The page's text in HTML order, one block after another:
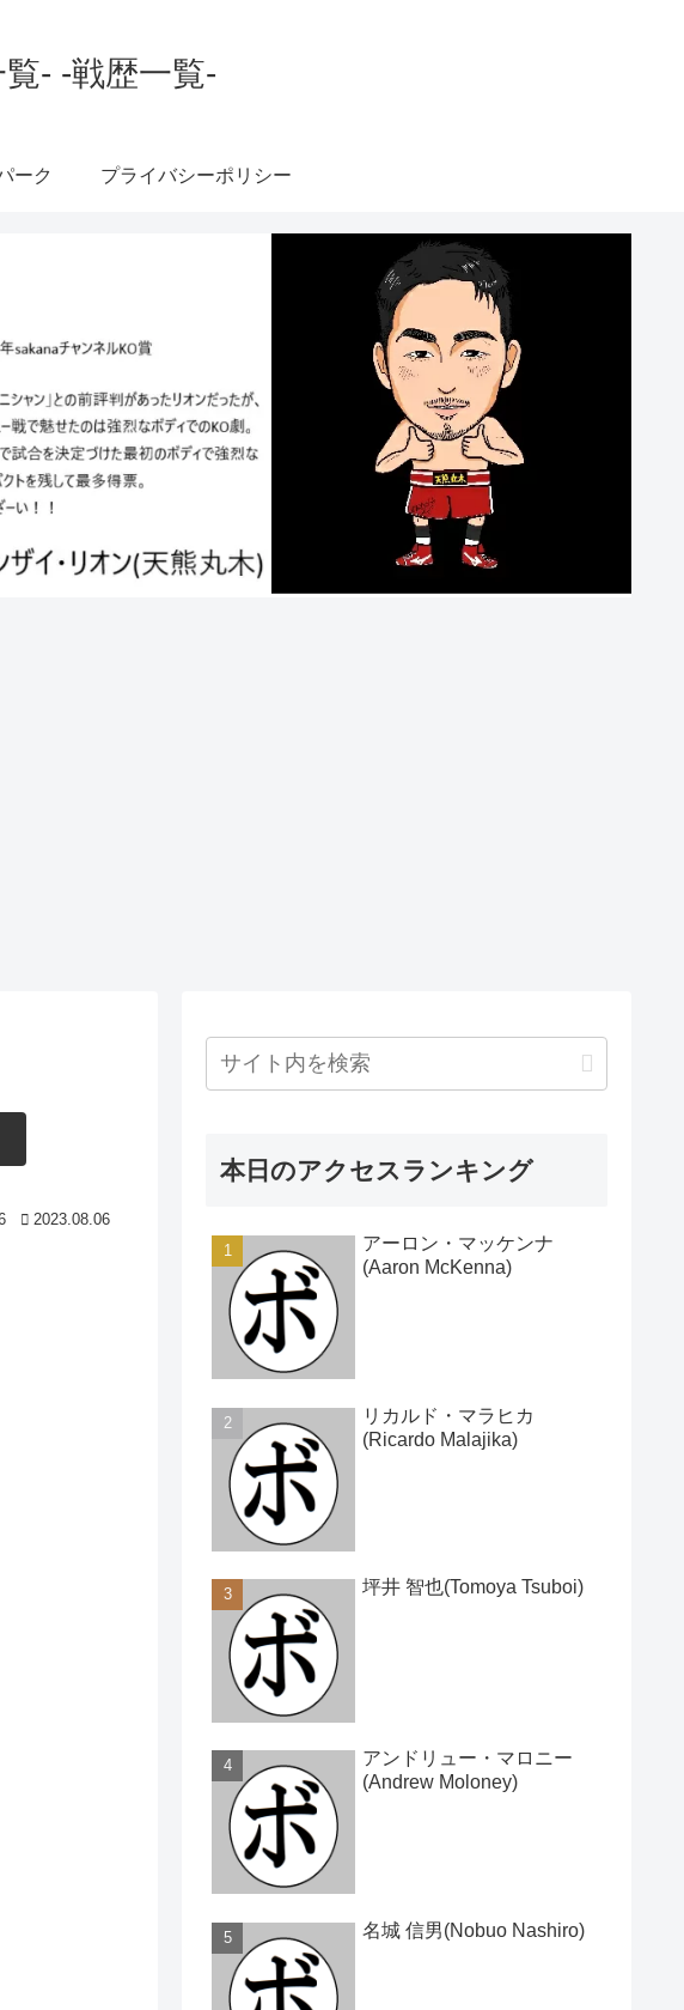
- -戦歴一覧-
ーク プライバシーポリシー
2023.08.06
本日のアクセスランキング
アーロン・マッケンナ
(Aaron McKenna)
リカルド・マラヒカ
(Ricardo Malajika)
坪井 智也(Tomoya Tsuboi)
アンドリュー・マロニー
(Andrew Moloney)
名城 信男(Nobuo Nashiro)